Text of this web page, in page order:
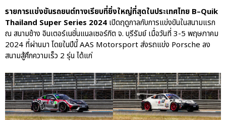
ปอร์เช่ เอเอเอสฯ พลิกแนวคิด
After Sale สู่ Porsche Ownership
Experience แบบครบวงจร ผ่าน
แคมเปญ Cayenne Service Clinic
ระดับซิกเนเจอร์ในยนตรกรรม
EV รุ่นแรก พร้อมเปิดตัวกันยายน
นี้
ปอร์เช่ เอเอเอสฯ ยกประสบการณ์
รายการแข่งขันรถยนต์ทางเรียบที่ยิ่งใหญ่ที่สุดในประเทศไทย B–Quik
Thailand Super Series 2024 เปิดฤดูกาลกับการแข่งขันในสนามแรก
ณ สนามช้าง อินเตอร์เนชั่นแนลเซอร์กิต จ. บุรีรัมย์ เมื่อวันที่ 3-5 พฤษภาคม
2024 ที่ผ่านมา โดยในปีนี้ AAS Motorsport ส่งรถแข่ง Porsche ลง
สนามสู้ศึกความเร็ว 2 รุ่น ได้แก่